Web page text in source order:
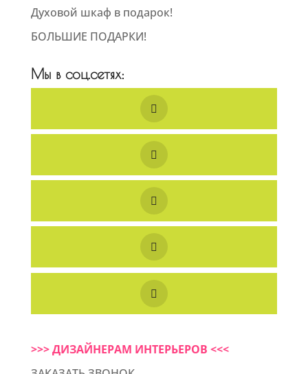
Духовой шкаф в подарок!
БОЛЬШИЕ ПОДАРКИ!
Мы в соц.сетях:
>>> ДИЗАЙНЕРАМ ИНТЕРЬЕРОВ <<<